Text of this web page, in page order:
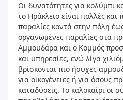
Οι δυνατότητες για κολύμπι
το Ηράκλειο είναι πολλές και
παραλίες κοντά στην πόλη
οργανωμένες παραλίες στα
Αμμουδάρα και ο Κομμός
και υπηρεσίες, ενώ λίγα
βρίσκονται πιο ήσυχες
για οικογένειες ή για όσους
καταδύσεις. Το καλοκαίρι οι